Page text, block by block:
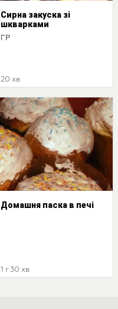
Сирна закуска зі
шкварками
ГР
20 хв
Домашня паска в печі
1 г 30 хв